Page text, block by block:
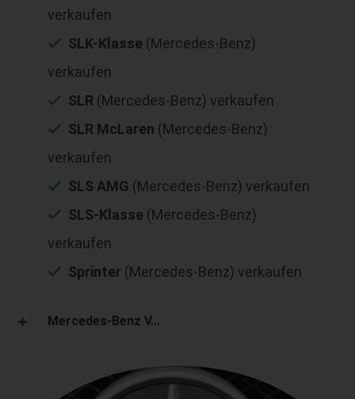
verkaufen
SLK-Klasse (Mercedes-Benz)
verkaufen
SLR (Mercedes-Benz) verkaufen
SLR McLaren (Mercedes-Benz)
verkaufen
SLS AMG (Mercedes-Benz) verkaufen
SLS-Klasse (Mercedes-Benz)
verkaufen
Sprinter (Mercedes-Benz) verkaufen
Mercedes-Benz V...